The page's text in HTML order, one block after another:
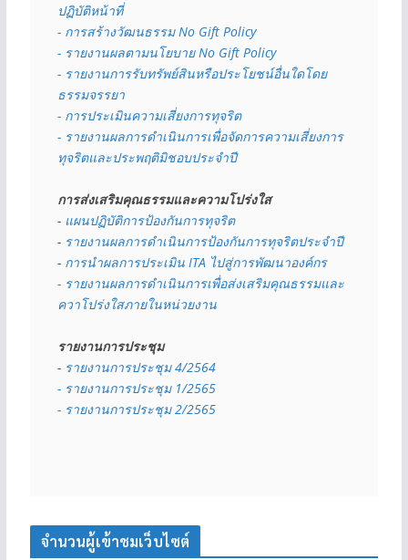
ปฏิบัติหน้าที่
- การสร้างวัฒนธรรม No Gift Policy
- รายงานผลตามนโยบาย No Gift Policy
- รายงานการรับทรัพย์สินหรือประโยชน์อื่นใดโดย
ธรรมจรรยา
- การประเมินความเสี่ยงการทุจริต
- รายงานผลการดำเนินการเพื่อจัดการความเสี่ยงการ
ทุจริตและประพฤติมิชอบประจำปี
การส่งเสริมคุณธรรมและความโปร่งใส
- แผนปฏิบัติการป้องกันการทุจริต
- รายงานผลการดำเนินการป้องกันการทุจริตประจำปี
- การนำผลการประเมิน ITA ไปสู่การพัฒนาองค์กร
- รายงานผลการดำเนินการเพื่อส่งเสริมคุณธรรมและ
ควาโปร่งใสภายในหน่วยงาน
รายงานการประชุม
- รายงานการประชุม 4/2564
- รายงานการประชุม 1/2565
- รายงานการประชุม 2/2565
จำนวนผู้เข้าชมเว็บไซต์